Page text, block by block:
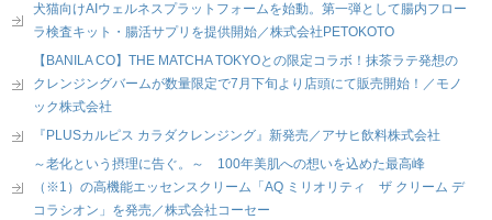
犬猫向けAIウェルネスプラットフォームを始動。第一弾として腸内フロー
ラ検査キット・腸活サプリを提供開始／株式会社PETOKOTO
【BANILA CO】THE MATCHA TOKYOとの限定コラボ！抹茶ラテ発想の
クレンジングバームが数量限定で7月下旬より店頭にて販売開始！／モノ
ック株式会社
『PLUSカルピス カラダクレンジング』新発売／アサヒ飲料株式会社
～老化という摂理に告ぐ。～ 100年美肌への想いを込めた最高峰
（※1）の高機能エッセンスクリーム「AQ ミリオリティ ザ クリーム デ
コラシオン」を発売／株式会社コーセー